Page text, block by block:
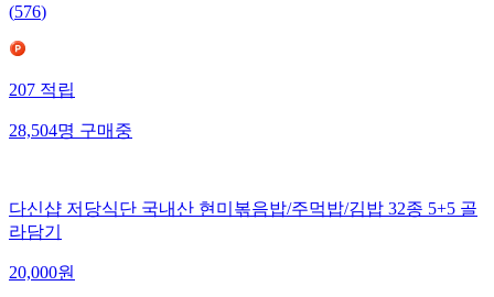
(576)
207적립
28,504명구매중
다신샵 저당식단 국내산 현미볶음밥/주먹밥/김밥 32종 5+5 골
라담기
20,000원